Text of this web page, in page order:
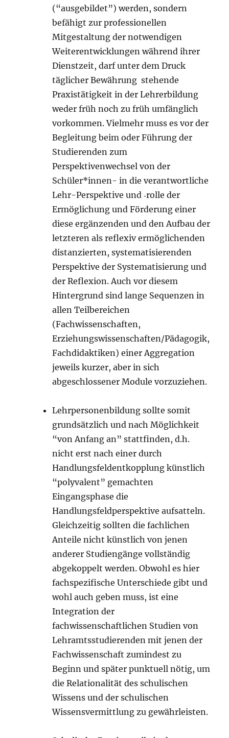
(“ausgebildet”) werden, sondern
befähigt zur professionellen
Mitgestaltung der notwendigen
Weiterentwicklungen während ihrer
Dienstzeit, darf unter dem Druck
täglicher Bewährung stehende
Praxistätigkeit in der Lehrerbildung
weder früh noch zu früh umfänglich
vorkommen. Vielmehr muss es vor der
Begleitung beim oder Führung der
Studierenden zum
Perspektivenwechsel von der
Schüler*innen- in die verantwortliche
Lehr-Perspektive und ‑rolle der
Ermöglichung und Förderung einer
diese ergänzenden und den Aufbau der
letzteren als reflexiv ermöglichenden
distanzierten, systematisierenden
Perspektive der Systematisierung und
der Reflexion. Auch vor diesem
Hintergrund sind lange Sequenzen in
allen Teilbereichen
(Fachwissenschaften,
Erziehungswissenschaften/Pädagogik,
Fachdidaktiken) einer Aggregation
jeweils kurzer, aber in sich
abgeschlossener Module vorzuziehen.
Lehrpersonenbildung sollte somit
grundsätzlich und nach Möglichkeit
“von Anfang an” stattfinden, d.h.
nicht erst nach einer durch
Handlungsfeldentkopplung künstlich
“polyvalent” gemachten
Eingangsphase die
Handlungsfeldperspektive aufsatteln.
Gleichzeitig sollten die fachlichen
Anteile nicht künstlich von jenen
anderer Studiengänge vollständig
abgekoppelt werden. Obwohl es hier
fachspezifische Unterschiede gibt und
wohl auch geben muss, ist eine
Integration der
fachwissenschaftlichen Studien von
Lehramtsstudierenden mit jenen der
Fachwissenschaft zumindest zu
Beginn und später punktuell nötig, um
die Relationalität des schulischen
Wissens und der schulischen
Wissensvermittlung zu gewährleisten.